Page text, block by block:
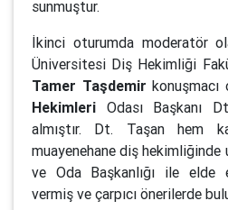
sunmuştur.
İkinci oturumda moderatör
Üniversitesi Diş Hekimliği
Tamer Taşdemir
Hekimleri Odası Başkanı
almıştır. Dt. Taşan hem
muayenehane diş hekimliğinde
ve Oda Başkanlığı ile elde
vermiş ve çarpıcı önerilerde